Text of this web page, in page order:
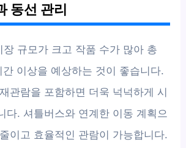
동선 관리
장 규모가 크고 작품 수가 많아 총
이상을 예상하는 것이 좋습니다.
관람을 포함하면 더욱 넉넉하게 시
다. 셔틀버스와 연계한 이동 계획으
이고 효율적인 관람이 가능합니다.